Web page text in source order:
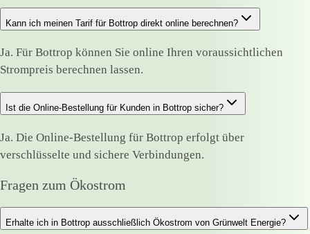
Kann ich meinen Tarif für Bottrop direkt online berechnen?
Ja. Für Bottrop können Sie online Ihren voraussichtlichen
Strompreis berechnen lassen.
Ist die Online-Bestellung für Kunden in Bottrop sicher?
Ja. Die Online-Bestellung für Bottrop erfolgt über
verschlüsselte und sichere Verbindungen.
Fragen zum Ökostrom
Erhalte ich in Bottrop ausschließlich Ökostrom von Grünwelt Energie?